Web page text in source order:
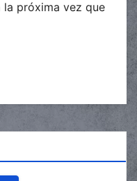
la próxima vez que